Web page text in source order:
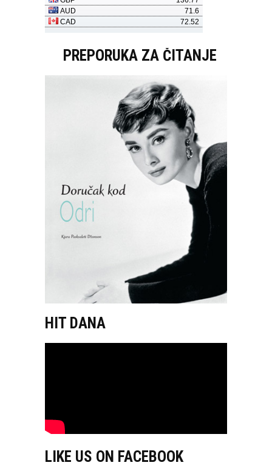
PREPORUKA ZA ČITANJE
HIT DANA
LIKE US ON FACEBOOK